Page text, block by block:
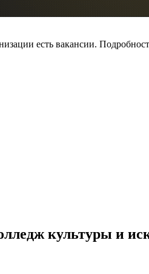
есть вакансии.
культуры и